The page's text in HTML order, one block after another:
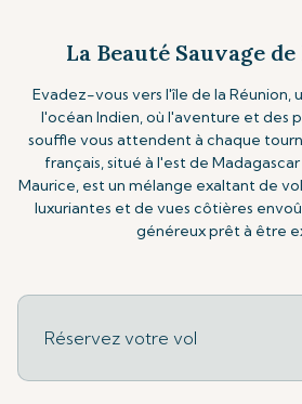
La Beauté Sauvage
Evadez-vous vers l'île de la Réunion,
l'océan Indien, où l'aventure et des
souffle vous attendent à chaque
français, situé à l'est de
Maurice, est un mélange exaltant de
luxuriantes et de vues côtières
généreux prêt à être
Réservez votre vol